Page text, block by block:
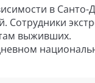
в
Сотрудники
выживших.